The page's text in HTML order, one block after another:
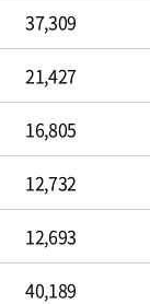
37,309
21,427
16,805
12,732
12,693
40,189